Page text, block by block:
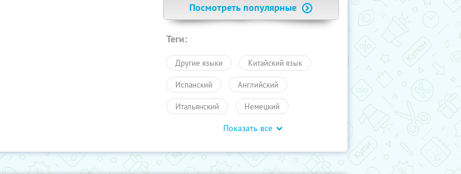
Посмотреть популярные
Теги:
Другие языки Китайский язык
Испанский Английский
Итальянский Немецкий
Промокоды
Обучение ПолучиКупон
Показать все